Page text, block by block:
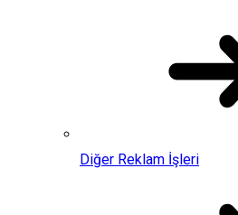
Diğer Reklam İşleri